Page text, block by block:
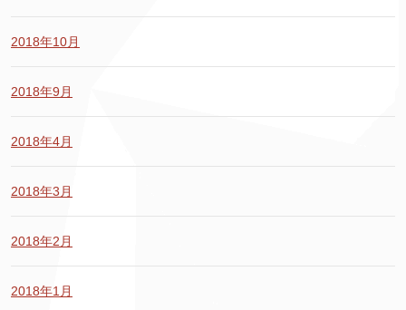
2018年10月
2018年9月
2018年4月
2018年3月
2018年2月
2018年1月